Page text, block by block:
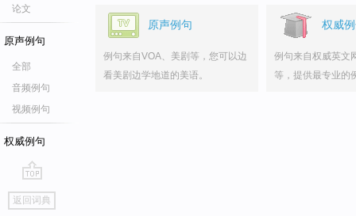
论文
原声例句
全部
音频例句
视频例句
权威例句
go
top
返回词典
原声例句
例句来自VOA、美剧等，您可以边
看美剧边学地道的美语。
权威
例句来自权威英文
等，提供最专业的